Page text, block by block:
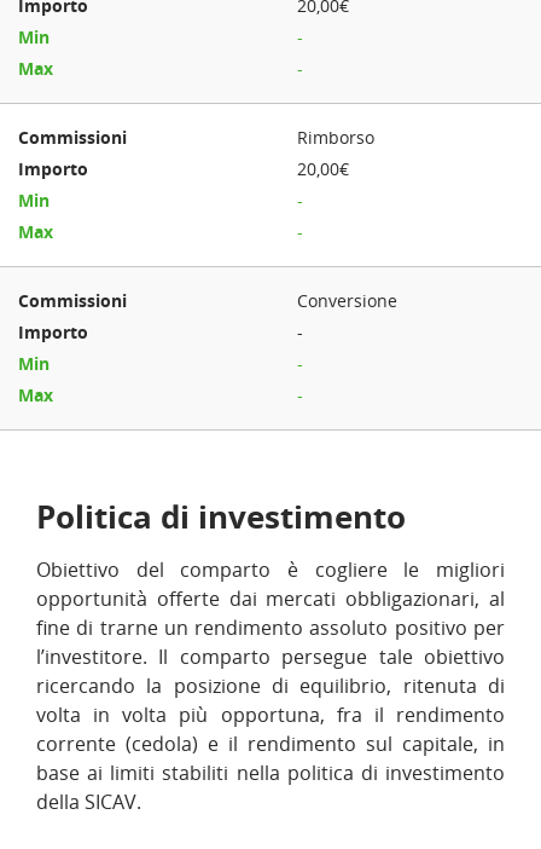
20,00€
-
-
Rimborso
20,00€
-
-
Conversione
-
-
-
Politica di investimento
Obiettivo del comparto è cogliere le migliori
opportunità offerte dai mercati obbligazionari, al
fine di trarne un rendimento assoluto positivo per
l’investitore. Il comparto persegue tale obiettivo
ricercando la posizione di equilibrio, ritenuta di
volta in volta più opportuna, fra il rendimento
corrente (cedola) e il rendimento sul capitale, in
base ai limiti stabiliti nella politica di investimento
della SICAV.